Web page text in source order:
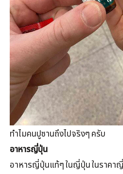
ทำไมคนปูซานถึงไปจริงๆ ครับ
อาหารญี่ปุ่น
อาหารญี่ปุ่นแท้ๆ ในญี่ปุ่น ในราคาญี่